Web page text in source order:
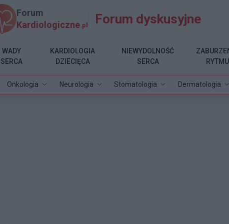
Forum
Kardiologiczne .pl Forum dyskusyjne
Onkologia Neurologia Stomatologia Dermatologia
WADY
SERCA
KARDIOLOGIA
DZIECIĘCA
NIEWYDOLNOŚĆ
SERCA
RYTMU